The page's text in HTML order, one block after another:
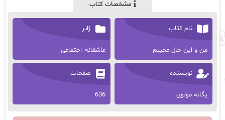
مشخصات کتاب
نام کتاب
من و این حال عجیبم
ژانر
عاشقانه_اجتماعی
نویسنده
یگانه مولوی
صفحات
636